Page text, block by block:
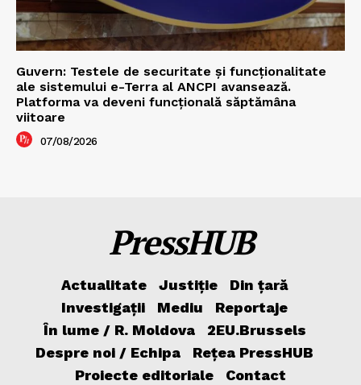
Guvern: Testele de securitate și funcționalitate
ale sistemului e-Terra al ANCPI avansează.
Platforma va deveni funcțională săptămâna
viitoare
07/08/2026
PressHUB
Actualitate Justiție
Din țară
Investigații
Mediu
Reportaje
În lume / R. Moldova
2EU.Brussels
Despre noi / Echipa
Rețea PressHUB
Proiecte editoriale
Contact